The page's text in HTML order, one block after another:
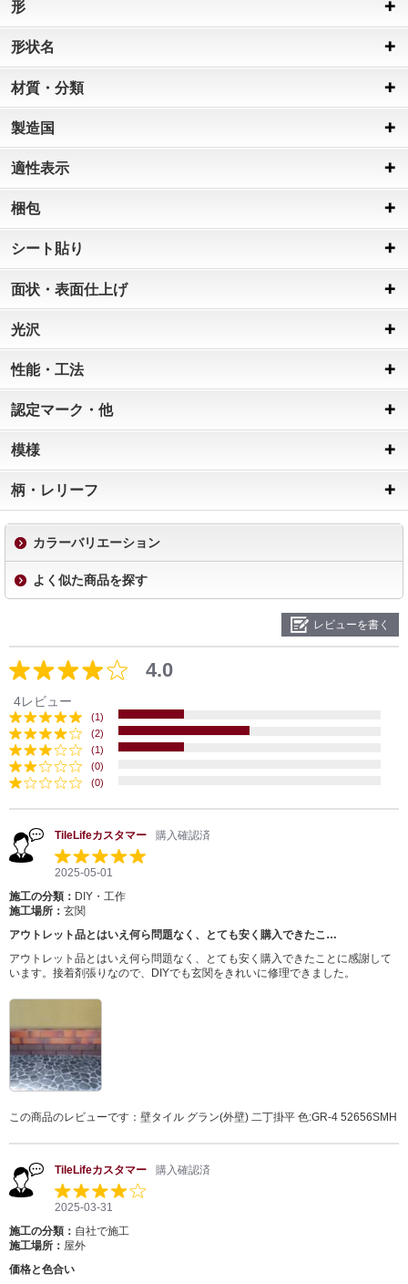
形
形状名
材質・分類
製造国
適性表示
梱包
シート貼り
面状・表面仕上げ
光沢
性能・工法
認定マーク・他
模様
柄・レリーフ
カラーバリエーション
よく似た商品を探す
レビューを書く
4.0
4レビュー
(1)
(2)
(1)
(0)
(0)
TileLifeカスタマー 購入確認済
2025-05-01
施工の分類： DIY・工作
施工場所： 玄関
アウトレット品とはいえ何ら問題なく、とても安く購入できたこ…
アウトレット品とはいえ何ら問題なく、とても安く購入できたことに感謝して
います。接着剤張りなので、DIYでも玄関をきれいに修理できました。
この商品のレビューです： 壁タイル グラン(外壁) 二丁掛平 色:GR-4 52656SMH
TileLifeカスタマー 購入確認済
2025-03-31
施工の分類： 自社で施工
施工場所： 屋外
価格と色合い